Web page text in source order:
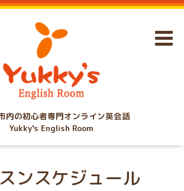
内の初心者専門オンライン英会話
Yukky's English Room
ンスケジュール